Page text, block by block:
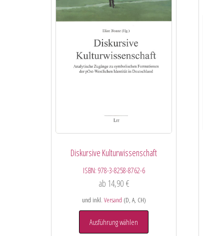
Diskursive Kulturwissenschaft
ISBN: 978-3-8258-8762-6
ab 14,90 €
und inkl. Versand (D, A, CH)
Ausführung wählen